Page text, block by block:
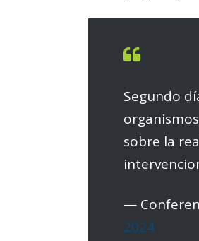
Segundo
sobre la
—
2024